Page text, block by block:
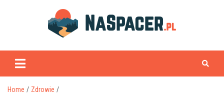
naspacer.pl
Home
Zdrowie